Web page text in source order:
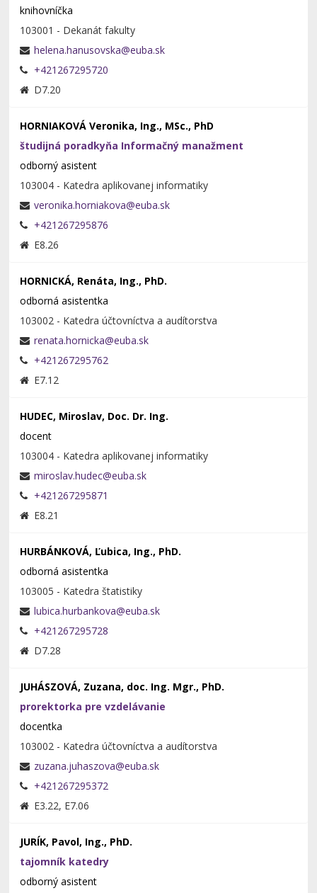
knihovníčka
103001 - Dekanát fakulty
+421267295720
D7.20
HORNIAKOVÁ Veronika, Ing., MSc., PhD
študijná poradkyňa Informačný manažment
odborný asistent
103004 - Katedra aplikovanej informatiky
+421267295876
E8.26
HORNICKÁ, Renáta, Ing., PhD.
odborná asistentka
103002 - Katedra účtovníctva a audítorstva
+421267295762
E7.12
HUDEC, Miroslav, Doc. Dr. Ing.
docent
103004 - Katedra aplikovanej informatiky
+421267295871
E8.21
HURBÁNKOVÁ, Ľubica, Ing., PhD.
odborná asistentka
103005 - Katedra štatistiky
+421267295728
D7.28
JUHÁSZOVÁ, Zuzana, doc. Ing. Mgr., PhD.
prorektorka pre vzdelávanie
docentka
103002 - Katedra účtovníctva a audítorstva
+421267295372
E3.22, E7.06
JURÍK, Pavol, Ing., PhD.
tajomník katedry
odborný asistent